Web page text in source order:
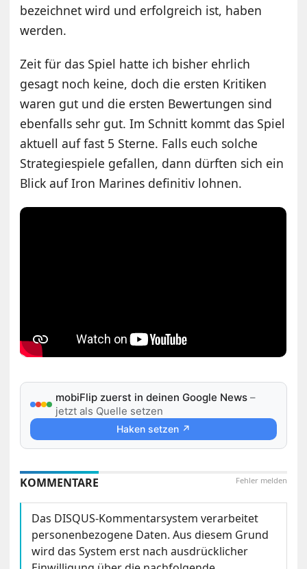
bezeichnet wird und erfolgreich ist, haben
werden.
Zeit für das Spiel hatte ich bisher ehrlich
gesagt noch keine, doch die ersten Kritiken
waren gut und die ersten Bewertungen sind
ebenfalls sehr gut. Im Schnitt kommt das Spiel
aktuell auf fast 5 Sterne. Falls euch solche
Strategiespiele gefallen, dann dürften sich ein
Blick auf Iron Marines definitiv lohnen.
mobiFlip zuerst in deinen Google News –
jetzt als Quelle setzen
Haken setzen ↗
Fehler melden
KOMMENTARE
Das DISQUS-Kommentarsystem verarbeitet
personenbezogene Daten. Aus diesem Grund
wird das System erst nach ausdrücklicher